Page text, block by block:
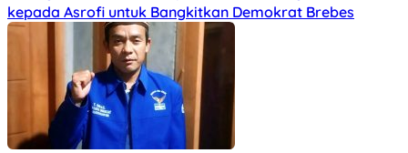
kepada Asrofi untuk Bangkitkan Demokrat Brebes